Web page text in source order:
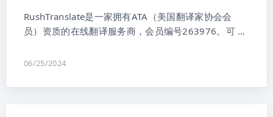
RushTranslate是一家拥有ATA（美国翻译家协会会
员）资质的在线翻译服务商，会员编号263976。可 …
06/25/2024